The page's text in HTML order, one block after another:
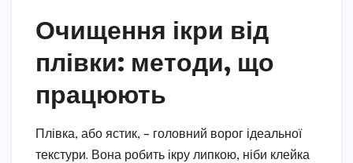
Очищення ікри від
плівки: методи, що
працюють
Плівка, або ястик, – головний ворог ідеальної
текстури. Вона робить ікру липкою, ніби клейка